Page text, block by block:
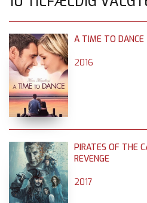
A TIME TO DANCE
2016
PIRATES OF THE
REVENGE
2017